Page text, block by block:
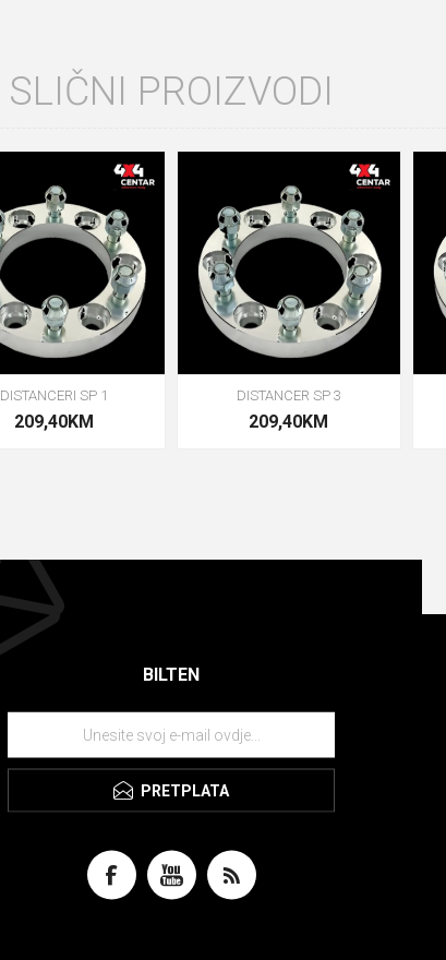
SLIČNI PROIZVODI
DISTANCERI SP 1
209,40KM
DISTANCER SP 3
209,40KM
BILTEN
PRETPLATA